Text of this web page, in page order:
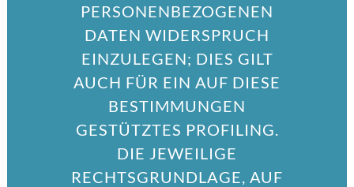
PERSONENBEZOGENEN
DATEN WIDERSPRUCH
EINZULEGEN; DIES GILT
AUCH FÜR EIN AUF DIESE
BESTIMMUNGEN
GESTÜTZTES PROFILING.
DIE JEWEILIGE
RECHTSGRUNDLAGE, AUF